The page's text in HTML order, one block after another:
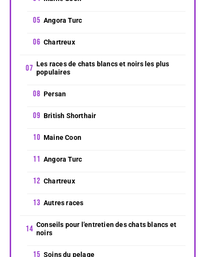
Angora Turc
Chartreux
Les races de chats blancs et noirs les plus
populaires
Persan
British Shorthair
Maine Coon
Angora Turc
Chartreux
Autres races
Conseils pour l’entretien des chats blancs et
noirs
Soins du pelage